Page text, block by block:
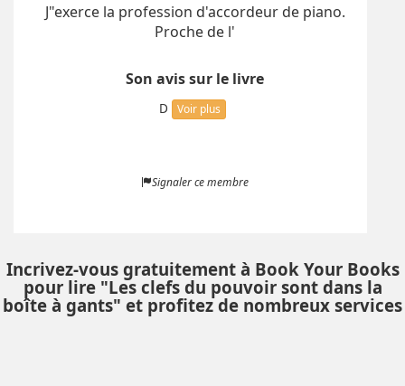
J"exerce la profession d'accordeur de piano.
Proche de l'
Son avis sur le livre
D Voir plus
Signaler ce membre
Incrivez-vous gratuitement à Book Your Books
pour lire "Les clefs du pouvoir sont dans la
boîte à gants" et profitez de nombreux services